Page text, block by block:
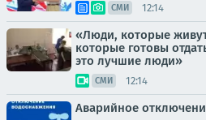
СМИ 12:14
«Люди, которые
которые готовы
это лучшие люди»
СМИ 12:14
Аварийное